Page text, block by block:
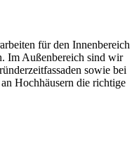
für den Innenbereich
Im Außenbereich sind wir
sowie bei
Hochhäusern die richtige